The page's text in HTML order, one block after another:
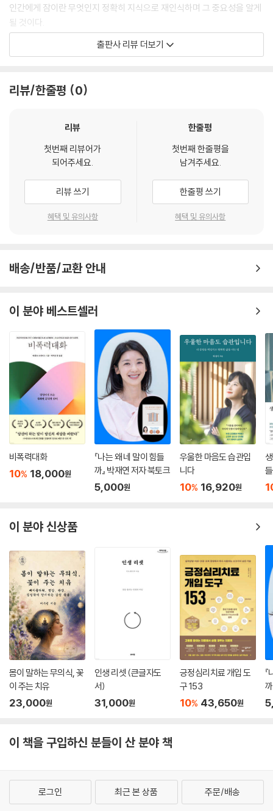
우울증 환자분들의 경우 생활습관병이 많다는 것, 우울증이 있으면 생활습
관병에 걸리기 쉬워진다는 것, 생활습관병 환자분들의 경우 높은 빈도로
우울증이 보이는 것, 우울증이 합병증으로 나타나면 병의 예후나 사망률에
악영향이 보인다는 것 등, ‘닭이 먼저냐, 달걀이 먼저냐’의 관계에 있는 것
--- p.151
낮 시간 동안의 생활에 대한 악영향을 두려워하여 최선을 다해 잠을 자보
려고 노력한 결과, 잠자리에 들어가서도 눈이 초롱초롱하다는 ‘나쁜 학
습’이 몸에 굳어버린 병입니다.
--- p.186
인간에게 잠이란 무엇인지 정확히 지식으로 재인식하며 그 중요성을 알게
될 것이다.
수면장애와 우울증의 관계를 철저히 밝히다!
통해 살펴본다. 수면장애가 일어나는 갖가지 원인과 기분이나 몸의 증상을
세히 파고든다. 우울증의 배후에는 다양한 심신의 스트레스가 작용한다.
있다. 양질의 수면이란 과연 무엇이고 어떻게 취할 수 있는지, 유용한 지식
우울증을 예방하는 방법 제시!
방식으로 만든 숙면법은 수면장애를 겪는 많은 사람들에게 효과를 발휘할
현대인의 우울 증세가 심각한 이유에는, 수면장애도 큰 비중을 차지하는
것이다. 이 책을 통해 수면의 중요성을 확실히 인식하고, 건강한 수면을 위
해 생활 습관을 어떻게 개선해야 하는지 많은 지식을 얻을 수 있을 것이다.
출판사 리뷰 더보기
리뷰/한줄평 0
리뷰
첫번째 리뷰어가
되어주세요.
리뷰 쓰기
혜택 및 유의사항
한줄평
첫번째 한줄평을
남겨주세요.
한줄평 쓰기
혜택 및 유의사항
배송/반품/교환 안내
이 분야 베스트셀러
비폭력대화
10% 18,000원
『나는 왜 네 말이 힘들
까』 박재연 저자 북토크
5,000원
우울한 마음도 습관입
니다
10% 16,920원
이 분야 신상품
몸이 말하는 무의식, 꽃
이 주는 치유
23,000원
인생 리셋 (큰글자도
서)
31,000원
긍정심리치료 개입 도
구 153
10% 43,650원
이 책을 구입하신 분들이 산 분야 책
로그인 최근 본 상품 주문/배송